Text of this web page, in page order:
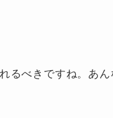
るべきですね。あ